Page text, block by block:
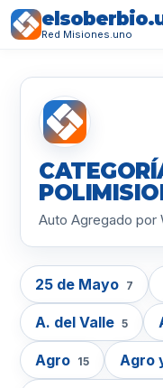
Red Misiones.uno
Auto Agregado por
25 de Mayo 7
A. del Valle 5
Agro 15 Agro